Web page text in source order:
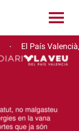
· El País